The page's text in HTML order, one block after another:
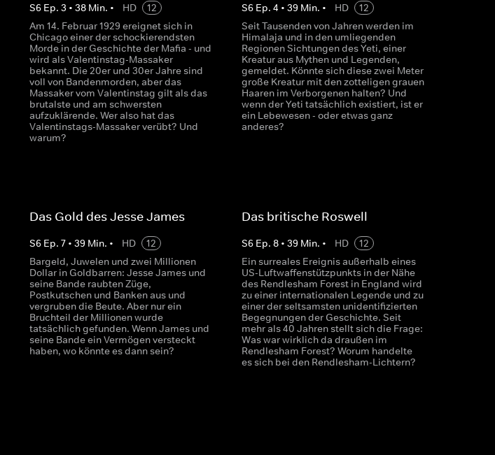
S6 Ep. 3 • 38Min. • HD
12
Am 14. Februar 1929 ereignet sich in
Chicago einer der schockierendsten
Morde in der Geschichte der Mafia - und
wird als Valentinstag-Massaker
bekannt. Die 20er und 30er Jahre sind
voll von Bandenmorden, aber das
Massaker vom Valentinstag gilt als das
brutalste und am schwersten
aufzuklärende. Wer also hat das
Valentinstags-Massaker verübt? Und
warum?
S6 Ep. 4 • 39Min. • HD
12
Seit Tausenden von Jahren werden im
Himalaja und in den umliegenden
Regionen Sichtungen des Yeti, einer
Kreatur aus Mythen und Legenden,
gemeldet. Könnte sich diese zwei Meter
große Kreatur mit den zotteligen grauen
Haaren im Verborgenen halten? Und
wenn der Yeti tatsächlich existiert, ist er
ein Lebewesen - oder etwas ganz
anderes?
Das Gold des Jesse James
S6 Ep. 7• 39Min. • HD
12
Bargeld, Juwelen und zwei Millionen
Dollar in Goldbarren: Jesse James und
seine Bande raubten Züge,
Postkutschen und Banken aus und
vergruben die Beute. Aber nur ein
Bruchteil der Millionen wurde
tatsächlich gefunden. Wenn James und
seine Bande ein Vermögen versteckt
haben, wo könnte es dann sein?
Das britische Roswell
S6 Ep. 8• 39Min. • HD
12
Ein surreales Ereignis außerhalb eines
US-Luftwaffenstützpunkts in der Nähe
des Rendlesham Forest in England wird
zu einer internationalen Legende und zu
einer der seltsamsten unidentifizierten
Begegnungen der Geschichte. Seit
mehr als 40 Jahren stellt sich die Frage:
Was war wirklich da draußen im
Rendlesham Forest? Worum handelte
es sich bei den Rendlesham-Lichtern?